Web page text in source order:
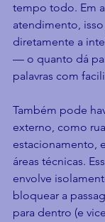
tempo todo. Em
atendimento,
diretamente a
— o quanto dá
palavras com
Também pode
externo, como
estacionamento,
áreas técnicas.
envolve
bloquear a
para dentro (e